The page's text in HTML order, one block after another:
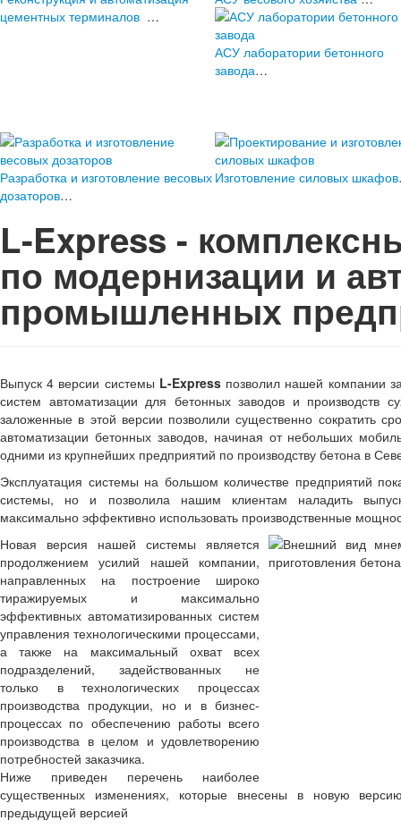
цементных терминалов …
АСУ лаборатории бетонного
завода…
Разработка и изготовление весовых
дозаторов…
Изготовление силовых шкафов
L-Express -
по модернизации и
промышленных
Выпуск 4 версии системы L-Expressпозволил нашей компании
систем автоматизации для бетонных заводов и производств
заложенные в этой версии позволили существенно сократить
автоматизации бетонных заводов, начиная от небольших
одними из крупнейших предприятий по производству бетона в
Эксплуатация системы на большом количестве предприятий
системы, но и позволила нашим клиентам наладить
максимально эффективно использовать производственные
Новая версия нашей системы является
продолжением усилий нашей компании,
направленных на построение широко
тиражируемых и максимально
эффективных автоматизированных систем
управления технологическими процессами,
а также на максимальный охват всех
подразделений, задействованных не
только в технологических процессах
производства продукции, но и в бизнес-
процессах по обеспечению работы всего
производства в целом и удовлетворению
потребностей заказчика.
Ниже приведен перечень наиболее
существенных изменениях, которые внесены в новую
предыдущей версией